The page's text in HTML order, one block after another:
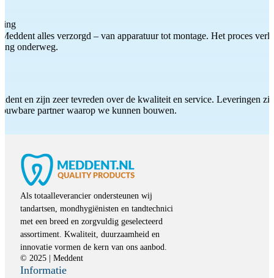
alles verzorgd – van apparatuur tot montage. Het proces
onderweg.
en zijn zeer tevreden over de kwaliteit en service. Leveringen
partner waarop we kunnen bouwen.
Als totaalleverancier ondersteunen wij
tandartsen, mondhygiënisten en tandtechnici
met een breed en zorgvuldig geselecteerd
assortiment. Kwaliteit, duurzaamheid en
innovatie vormen de kern van ons aanbod.
© 2025 | Meddent
Informatie